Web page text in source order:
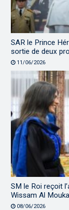
SAR le Prince
sortie de deux
11/06/2026
SM le Roi reçoit
Wissam Al
08/06/2026